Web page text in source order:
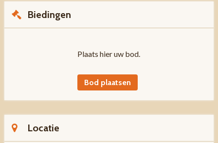
Biedingen
Plaats hier uw bod.
Bod plaatsen
Locatie